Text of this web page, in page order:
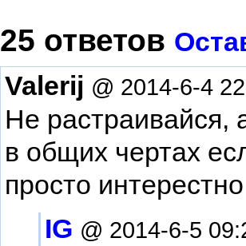
25 ответов
Valerij @ 2014-6-4
Не растраивайся,
в общих чертах
просто
IG @ 2014-6-5